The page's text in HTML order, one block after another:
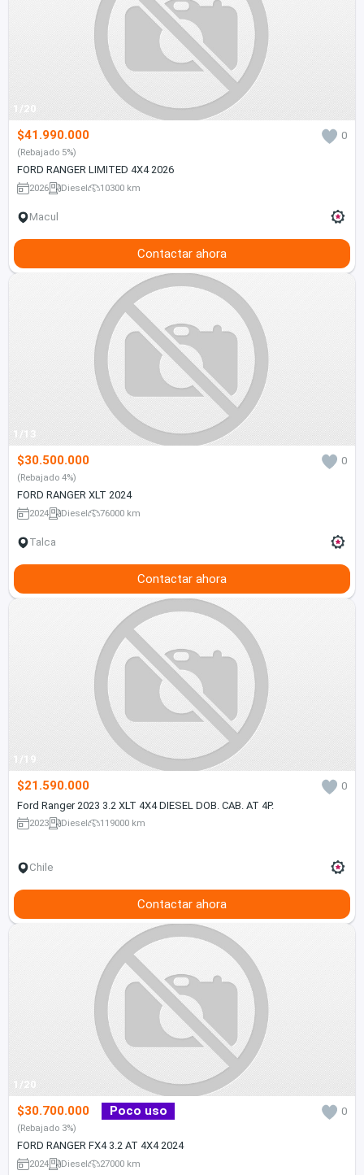
1/20
$41.990.000 0
(Rebajado 5%)
FORD RANGER LIMITED 4X4 2026
2026 Diesel 10300 km
Macul
Contactar ahora
1/13
$30.500.000 0
(Rebajado 4%)
FORD RANGER XLT 2024
2024 Diesel 76000 km
Talca
Contactar ahora
1/19
$21.590.000
0
Ford Ranger 2023 3.2 XLT 4X4 DIESEL DOB. CAB. AT 4P.
2023 Diesel 119000 km
Chile
Contactar ahora
1/20
$30.700.000 Poco uso 0
(Rebajado 3%)
FORD RANGER FX4 3.2 AT 4X4 2024
2024 Diesel 27000 km